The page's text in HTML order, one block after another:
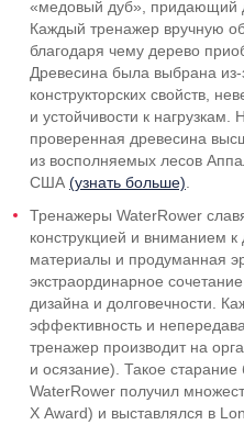
«медовый дуб», придающий
Каждый тренажер вручную
благодаря чему дерево
Древесина была выбрана
конструкторских свойств,
и устойчивости к нагрузкам.
проверенная древесина
из восполняемых лесов
США (узнать больше)
Тренажеры WaterRower
конструкцией и вниманием
материалы и продуманная
экстраординарное
дизайна и долговечности.
эффективность и
тренажер производит на
и осязание). Такое
WaterRower получил
X Award) и выставлялся в